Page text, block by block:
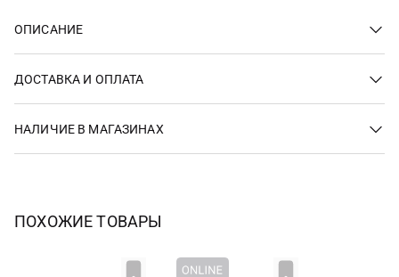
ОПИСАНИЕ
ДОСТАВКА И ОПЛАТА
НАЛИЧИЕ В МАГАЗИНАХ
ПОХОЖИЕ ТОВАРЫ